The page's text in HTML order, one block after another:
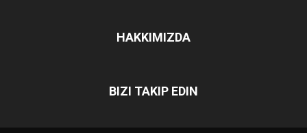
HAKKIMIZDA
BIZI TAKIP EDIN